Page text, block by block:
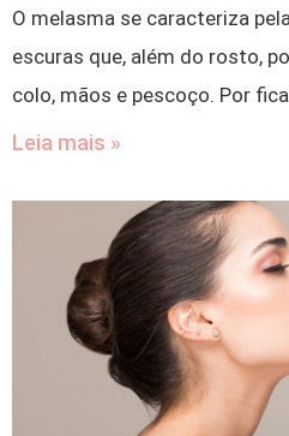
O melasma se caracteriza
escuras que, além do rosto,
colo, mãos e pescoço. Por
Leia mais »